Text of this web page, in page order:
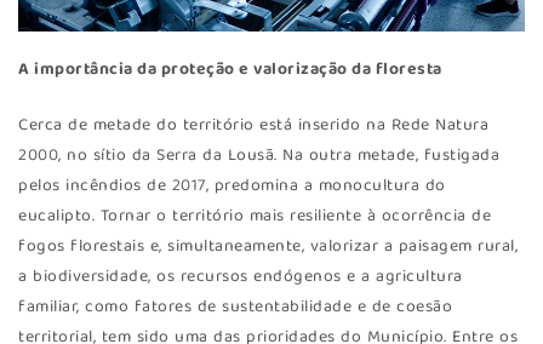
A importância da proteção e valorização da floresta
Cerca de metade do território está inserido na Rede Natura
2000, no sítio da Serra da Lousã. Na outra metade, fustigada
pelos incêndios de 2017, predomina a monocultura do
eucalipto. Tornar o território mais resiliente à ocorrência de
fogos florestais e, simultaneamente, valorizar a paisagem rural,
a biodiversidade, os recursos endógenos e a agricultura
familiar, como fatores de sustentabilidade e de coesão